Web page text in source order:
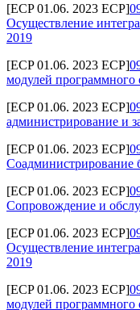
[ECP 01.06. 2023 ECP]
Осуществление
2019
[ECP 01.06. 2023 ECP]
модулей программного
[ECP 01.06. 2023 ECP]
администрирование и
[ECP 01.06. 2023 ECP]
Соадминистрирование
[ECP 01.06. 2023 ECP]
Сопровождение и
[ECP 01.06. 2023 ECP]
Осуществление
2019
[ECP 01.06. 2023 ECP]
модулей программного